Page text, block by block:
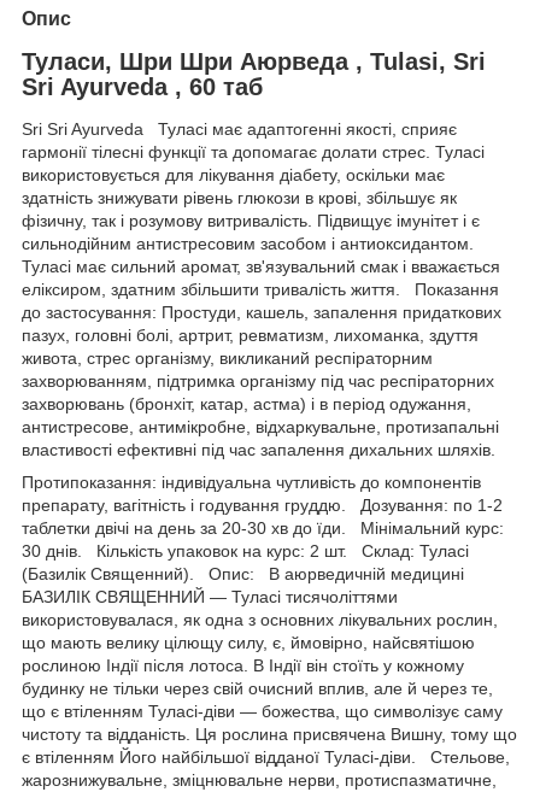
Опис
Туласи, Шри Шри Аюрведа , Tulasi, Sri
Sri Ayurveda , 60 таб
Sri Sri Ayurveda Туласі має адаптогенні якості, сприяє
гармонії тілесні функції та допомагає долати стрес. Туласі
використовується для лікування діабету, оскільки має
здатність знижувати рівень глюкози в крові, збільшує як
фізичну, так і розумову витривалість. Підвищує імунітет і є
сильнодійним антистресовим засобом і антиоксидантом.
Туласі має сильний аромат, зв'язувальний смак і вважається
еліксиром, здатним збільшити тривалість життя. Показання
до застосування: Простуди, кашель, запалення придаткових
пазух, головні болі, артрит, ревматизм, лихоманка, здуття
живота, стрес організму, викликаний респіраторним
захворюванням, підтримка організму під час респіраторних
захворювань (бронхіт, катар, астма) і в період одужання,
антистресове, антимікробне, відхаркувальне, протизапальні
властивості ефективні під час запалення дихальних шляхів.
Протипоказання: індивідуальна чутливість до компонентів
препарату, вагітність і годування груддю. Дозування: по 1-2
таблетки двічі на день за 20-30 хв до їди. Мінімальний курс:
30 днів. Кількість упаковок на курс: 2 шт. Склад: Туласі
(Базилік Священний). Опис: В аюрведичній медицині
БАЗИЛІК СВЯЩЕННИЙ — Туласі тисячоліттями
використовувалася, як одна з основних лікувальних рослин,
що мають велику цілющу силу, є, ймовірно, найсвятішою
рослиною Індії після лотоса. В Індії він стоїть у кожному
будинку не тільки через свій очисний вплив, але й через те,
що є втіленням Туласі-діви — божества, що символізує саму
чистоту та відданість. Ця рослина присвячена Вишну, тому що
є втіленням Його найбільшої відданої Туласі-діви. Стельове,
жарознижувальне, зміцнювальне нерви, протиспазматичне,